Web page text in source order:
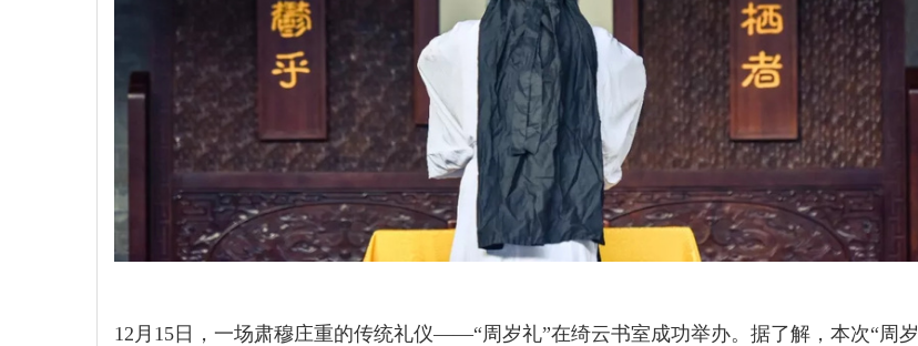
12月15日，一场肃穆庄重的传统礼仪——“周岁礼”在绮云书室成功举办。据了解，本次“周岁